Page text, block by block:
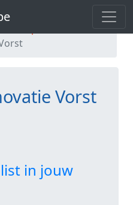
Vorst
in jouw